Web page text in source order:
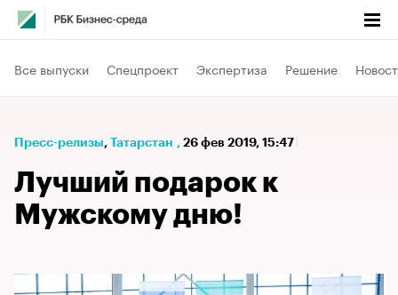
Все выпуски Спецпроект Экспертиза Решение
Пресс-релизы⁠, Татарстан , 26 фев 2019, 15:47
Лучший подарок к
Мужскому дню!